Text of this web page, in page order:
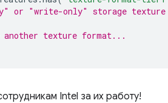
or "write-only" storage
texture format...
Intel за их работу!